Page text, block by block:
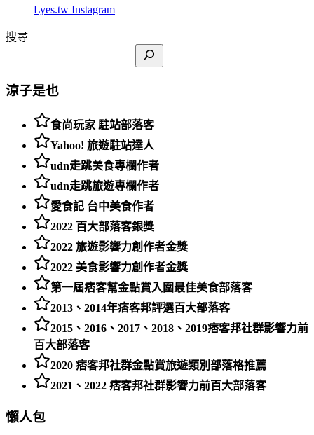
Lyes.tw Instagram
搜尋
涼子是也
食尚玩家 駐站部落客
Yahoo! 旅遊駐站達人
udn走跳美食專欄作者
udn走跳旅遊專欄作者
愛食記 台中美食作者
2022 百大部落客銀獎
2022 旅遊影響力創作者金獎
2022 美食影響力創作者金獎
第一屆痞客幫金點賞入圍最佳美食部落客
2013、2014年痞客邦評選百大部落客
2015、2016、2017、2018、2019痞客邦社群影響力前
百大部落客
2020 痞客邦社群金點賞旅遊類別部落格推薦
2021、2022 痞客邦社群影響力前百大部落客
懶人包